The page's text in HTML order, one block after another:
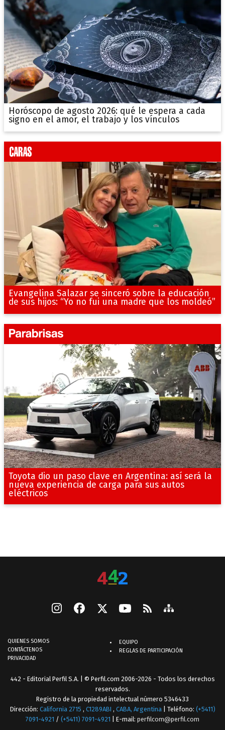
Horóscopo de agosto 2026: qué le espera a cada
signo en el amor, el trabajo y los vínculos
Evangelina Salazar se sinceró sobre la educación
de sus hijos: “Yo no fui una madre que los moldeó”
Toyota dio un paso clave en Argentina: así será la
nueva experiencia de carga para sus autos
eléctricos
QUIENES SOMOS
CONTÁCTENOS
PRIVACIDAD
EQUIPO
REGLAS DE PARTICIPACIÓN
442 - Editorial Perfil S.A. | © Perfil.com 2006-2026 - Todos los derechos
reservados.
Registro de la propiedad intelectual número 5346433
Dirección: California 2715 , C1289ABI , CABA, Argentina | Teléfono: (+5411)
7091-4921 / (+5411) 7091-4921 | E-mail: perfilcom@perfil.com